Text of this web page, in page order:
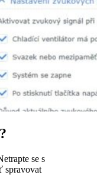
se s
spravovat